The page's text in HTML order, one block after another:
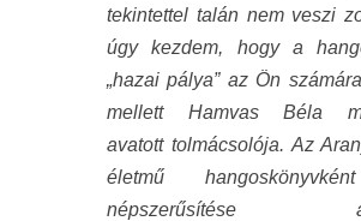
tekintettel talán nem veszi
úgy kezdem, hogy a
„hazai pálya” az Ön
mellett Hamvas Béla
avatott tolmácsolója. Az
életmű
népszerűsítése